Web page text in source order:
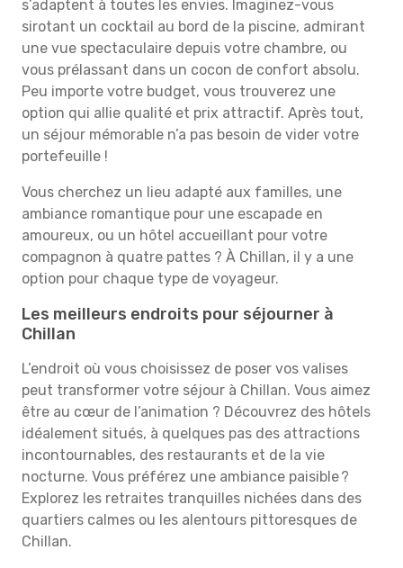
s’adaptent à toutes les envies. Imaginez-vous
sirotant un cocktail au bord de la piscine, admirant
une vue spectaculaire depuis votre chambre, ou
vous prélassant dans un cocon de confort absolu.
Peu importe votre budget, vous trouverez une
option qui allie qualité et prix attractif. Après tout,
un séjour mémorable n’a pas besoin de vider votre
portefeuille !
Vous cherchez un lieu adapté aux familles, une
ambiance romantique pour une escapade en
amoureux, ou un hôtel accueillant pour votre
compagnon à quatre pattes ? À Chillan, il y a une
option pour chaque type de voyageur.
Les meilleurs endroits pour séjourner à
Chillan
L’endroit où vous choisissez de poser vos valises
peut transformer votre séjour à Chillan. Vous aimez
être au cœur de l’animation ? Découvrez des hôtels
idéalement situés, à quelques pas des attractions
incontournables, des restaurants et de la vie
nocturne. Vous préférez une ambiance paisible ?
Explorez les retraites tranquilles nichées dans des
quartiers calmes ou les alentours pittoresques de
Chillan.